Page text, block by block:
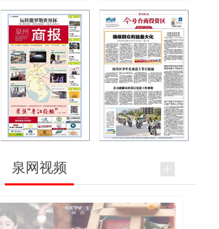
泉网视频